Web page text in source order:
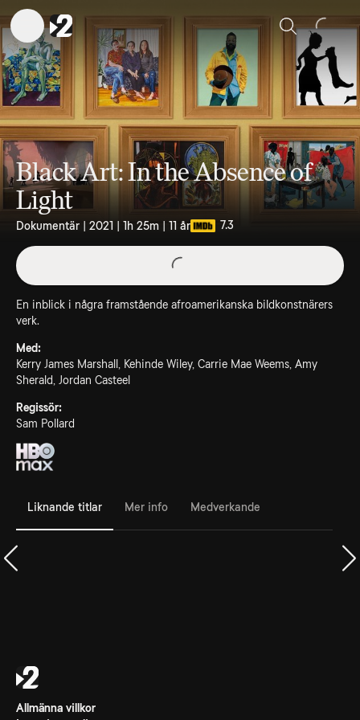
Sök
Black Art: In the Absence of
Light
Dokumentär | 2021 | 1h 25m | 11 år 7.3
En inblick i några framstående afroamerikanska bildkonstnärers
verk.
Med:
Kerry James Marshall, Kehinde Wiley, Carrie Mae Weems, Amy
Sherald, Jordan Casteel
Regissör:
Sam Pollard
Liknande titlar Mer info Medverkande
Allmänna villkor